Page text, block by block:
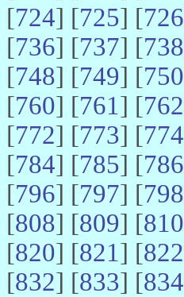
[724] [725] [726
[736] [737] [738
[748] [749] [750
[760] [761] [762
[772] [773] [774
[784] [785] [786
[796] [797] [798
[808] [809] [810
[820] [821] [822
[832] [833] [834